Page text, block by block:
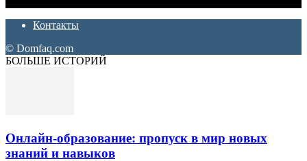
Контакты
© Domfaq.com
БОЛЬШЕ ИСТОРИЙ
Онлайн-образование: пропуск в мир новых
знаний и навыков